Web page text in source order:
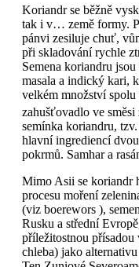
Koriandr se běžně
tak i v… země formy.
pánvi zesiluje chuť,
při skladování rychle
Semena koriandru
masala a indický kari,
velkém množství
zahušťovadlo ve směsi
semínka koriandru,
hlavní ingrediencí
pokrmů. Samhar a
Mimo Asii se koriandr
procesu moření
(viz boerewors ),
Rusku a střední
příležitostnou
chleba) jako